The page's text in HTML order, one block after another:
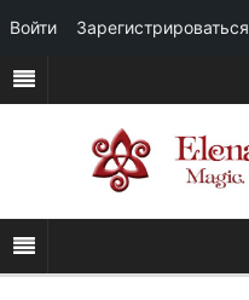
Войти Зарегистрироваться